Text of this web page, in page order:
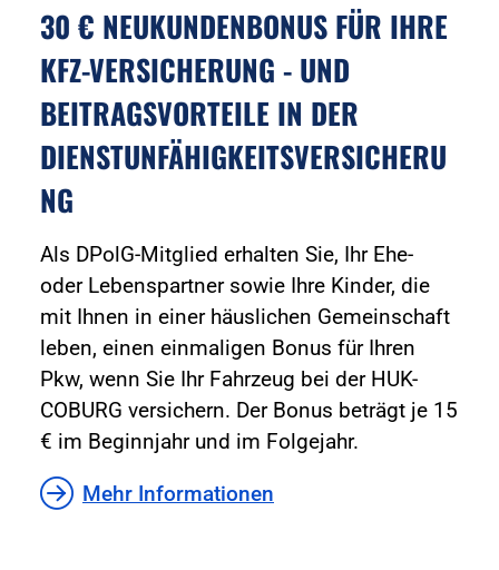
30 € NEUKUNDENBONUS FÜR IHRE
KFZ-VERSICHERUNG - UND
BEITRAGSVORTEILE IN DER
DIENSTUNFÄHIGKEITSVERSICHERU
NG
Als DPolG-Mitglied erhalten Sie, Ihr Ehe-
oder Lebenspartner sowie Ihre Kinder, die
mit Ihnen in einer häuslichen Gemeinschaft
leben, einen einmaligen Bonus für Ihren
Pkw, wenn Sie Ihr Fahrzeug bei der HUK-
COBURG versichern. Der Bonus beträgt je 15
€ im Beginnjahr und im Folgejahr.
Mehr Informationen